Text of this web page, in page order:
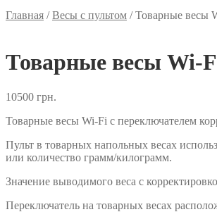
Главная /Весы с пультом /Товарные весы
Товарные весы Wi-
10500 грн.
Товарные весы Wi-Fi с переключателем
Пульт в товарных напольных весах
или количество грамм/килограмм.
Значение выводимого веса с
Переключатель на товарных весах